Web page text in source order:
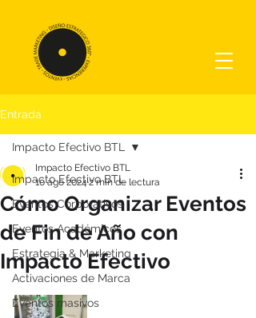
Entrada
Impacto Efectivo BTL
Eventos Corporativos
Eventos Académicos
Estrategia & Marketing
Activaciones de Marca
Eventos masivos
Impacto Efectivo BTL
Cómo Organizar Eventos
de Fin de Año con
Impacto Efectivo
Impacto Efectivo BTL
10 ago 2024 2 min de lectura